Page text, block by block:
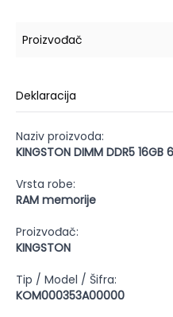
Proizvođač
Deklaracija
Naziv proizvoda:
KINGSTON DIMM DDR5
Vrsta robe:
RAM memorije
Proizvođač:
KINGSTON
Tip / Model / Šifra:
KOM000353A00000